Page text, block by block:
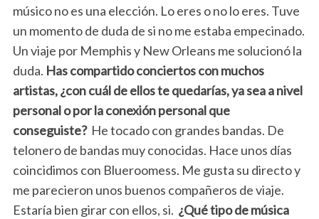
músico no es una elección. Lo eres o no lo eres. Tuve
un momento de duda de si no me estaba empecinado.
Un viaje por Memphis y New Orleans me solucionó la
duda. Has compartido conciertos con muchos
artistas, ¿con cuál de ellos te quedarías, ya sea a nivel
personal o por la conexión personal que
conseguiste? He tocado con grandes bandas. De
telonero de bandas muy conocidas. Hace unos días
coincidimos con Blueroomess. Me gusta su directo y
me parecieron unos buenos compañeros de viaje.
Estaría bien girar con ellos, si. ¿Qué tipo de música